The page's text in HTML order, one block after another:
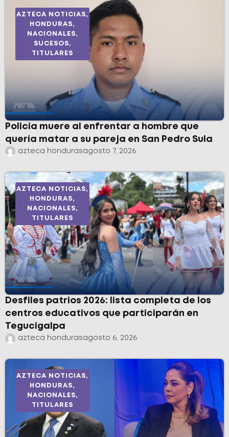
AZTECA NOTICIAS,
HONDURAS,
NACIONALES,
SUCESOS,
TITULARES
Policía muere al enfrentar a hombre que
quería matar a su pareja en San Pedro Sula
azteca hondurasagosto 7, 2026
AZTECA NOTICIAS,
HONDURAS,
NACIONALES,
TITULARES
Desfiles patrios 2026: lista completa de los
centros educativos que participarán en
Tegucigalpa
azteca hondurasagosto 6, 2026
AZTECA NOTICIAS,
HONDURAS,
NACIONALES,
TITULARES